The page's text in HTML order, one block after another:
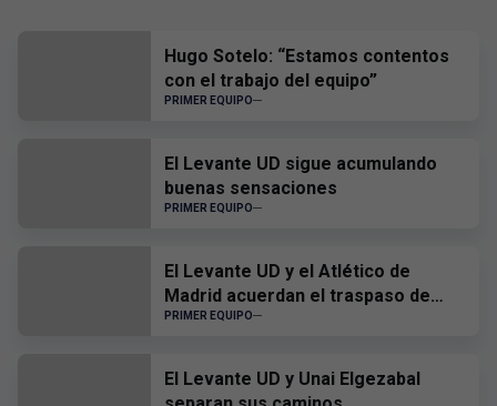
Hugo Sotelo: “Estamos contentos
con el trabajo del equipo”
PRIMER EQUIPO
El Levante UD sigue acumulando
buenas sensaciones
PRIMER EQUIPO
El Levante UD y el Atlético de
Madrid acuerdan el traspaso de
Edgar Alcañiz
PRIMER EQUIPO
El Levante UD y Unai Elgezabal